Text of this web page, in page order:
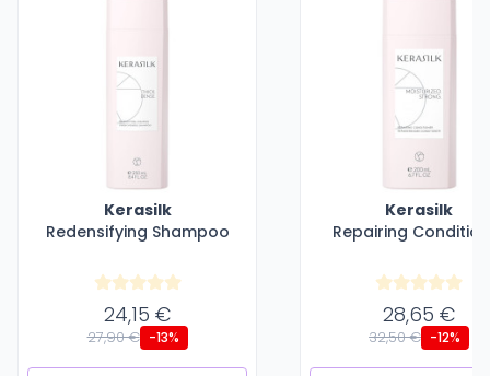
Kerasilk
Redensifying Shampoo
24,15 €
27,90 € -13%
Kerasilk
Repairing
28,65 €
32,50 € -12%